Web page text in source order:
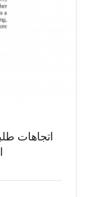
اتجاهات